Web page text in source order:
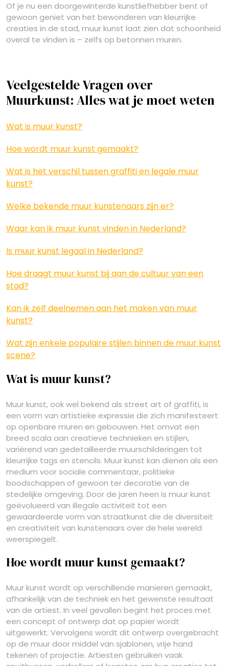
Of je nu een doorgewinterde kunstliefhebber bent of
gewoon geniet van het bewonderen van kleurrijke
creaties in de stad, muur kunst laat zien dat schoonheid
overal te vinden is – zelfs op betonnen muren.
Veelgestelde Vragen over
Muurkunst: Alles wat je moet weten
Wat is muur kunst?
Hoe wordt muur kunst gemaakt?
Wat is het verschil tussen graffiti en legale muur
kunst?
Welke bekende muur kunstenaars zijn er?
Waar kan ik muur kunst vinden in Nederland?
Is muur kunst legaal in Nederland?
Hoe draagt muur kunst bij aan de cultuur van een
stad?
Kan ik zelf deelnemen aan het maken van muur
kunst?
Wat zijn enkele populaire stijlen binnen de muur kunst
scene?
Wat is muur kunst?
Muur kunst, ook wel bekend als street art of graffiti, is
een vorm van artistieke expressie die zich manifesteert
op openbare muren en gebouwen. Het omvat een
breed scala aan creatieve technieken en stijlen,
variërend van gedetailleerde muurschilderingen tot
kleurrijke tags en stencils. Muur kunst kan dienen als een
medium voor sociale commentaar, politieke
boodschappen of gewoon ter decoratie van de
stedelijke omgeving. Door de jaren heen is muur kunst
geëvolueerd van illegale activiteit tot een
gewaardeerde vorm van straatkunst die de diversiteit
en creativiteit van kunstenaars over de hele wereld
weerspiegelt.
Hoe wordt muur kunst gemaakt?
Muur kunst wordt op verschillende manieren gemaakt,
afhankelijk van de techniek en het gewenste resultaat
van de artiest. In veel gevallen begint het proces met
een concept of ontwerp dat op papier wordt
uitgewerkt. Vervolgens wordt dit ontwerp overgebracht
op de muur door middel van sjablonen, vrije hand
tekenen of projectie. Artiesten gebruiken vaak